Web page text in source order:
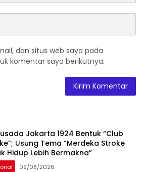
dan situs web saya pada
komentar saya berikutnya.
Jakarta 1924 Bentuk “Club
Usung Tema “Merdeka Stroke
Hidup Lebih Bermakna”
09/08/2026